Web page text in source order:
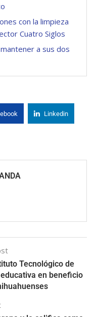
con la limpieza
Cuatro Siglos
a sus dos
Linkedin
Tecnológico de
en beneficio